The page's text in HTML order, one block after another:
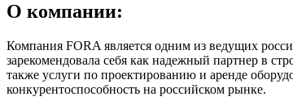
О компании:
Компания FORA является одним из ведущих
зарекомендовала себя как надежный партнер в
также услуги по проектированию и аренде
конкурентоспособность на российском рынке.